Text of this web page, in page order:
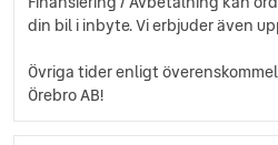
din bil i inbyte. Vi erbjuder även
Övriga tider enligt
Örebro AB!